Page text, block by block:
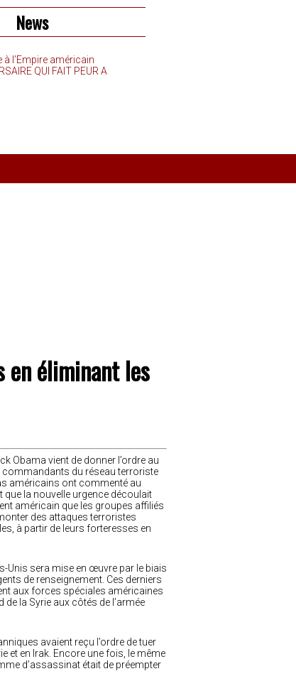
News
à l’Empire américain
QUI FAIT PEUR A
en éliminant les
Obama vient de donner l’ordre au
commandants du réseau terroriste
américains ont commenté au
que la nouvelle urgence découlait
américain que les groupes affiliés
des attaques terroristes
à partir de leurs forteresses en
Unis sera mise en œuvre par le biais
de renseignement. Ces derniers
aux forces spéciales américaines
la Syrie aux côtés de l’armée
avaient reçu l’ordre de tuer
et en Irak. Encore une fois, le même
d’assassinat était de préempter